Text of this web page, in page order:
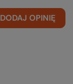
DODAJ OPINIĘ